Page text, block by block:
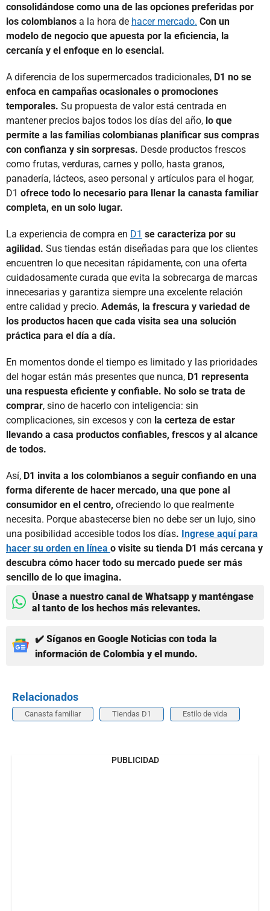
consolidándose como una de las opciones preferidas por
los colombianos a la hora de hacer mercado. Con un
modelo de negocio que apuesta por la eficiencia, la
cercanía y el enfoque en lo esencial.
A diferencia de los supermercados tradicionales, D1 no se
enfoca en campañas ocasionales o promociones
temporales. Su propuesta de valor está centrada en
mantener precios bajos todos los días del año, lo que
permite a las familias colombianas planificar sus compras
con confianza y sin sorpresas. Desde productos frescos
como frutas, verduras, carnes y pollo, hasta granos,
panadería, lácteos, aseo personal y artículos para el hogar,
D1 ofrece todo lo necesario para llenar la canasta familiar
completa, en un solo lugar.
La experiencia de compra en D1 se caracteriza por su
agilidad. Sus tiendas están diseñadas para que los clientes
encuentren lo que necesitan rápidamente, con una oferta
cuidadosamente curada que evita la sobrecarga de marcas
innecesarias y garantiza siempre una excelente relación
entre calidad y precio. Además, la frescura y variedad de
los productos hacen que cada visita sea una solución
práctica para el día a día.
En momentos donde el tiempo es limitado y las prioridades
del hogar están más presentes que nunca, D1 representa
una respuesta eficiente y confiable. No solo se trata de
comprar, sino de hacerlo con inteligencia: sin
complicaciones, sin excesos y con la certeza de estar
llevando a casa productos confiables, frescos y al alcance
de todos.
Así, D1 invita a los colombianos a seguir confiando en una
forma diferente de hacer mercado, una que pone al
consumidor en el centro, ofreciendo lo que realmente
necesita. Porque abastecerse bien no debe ser un lujo, sino
una posibilidad accesible todos los días. Ingrese aquí para
hacer su orden en línea o visite su tienda D1 más cercana y
descubra cómo hacer todo su mercado puede ser más
sencillo de lo que imagina.
Únase a nuestro canal de Whatsapp y manténgase
al tanto de los hechos más relevantes.
✔️ Síganos en Google Noticias con toda la
información de Colombia y el mundo.
Relacionados
Canasta familiar Tiendas D1 Estilo de vida
PUBLICIDAD